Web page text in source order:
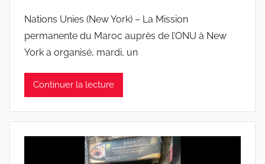
Nations Unies (New York) – La Mission
permanente du Maroc auprès de l’ONU à New
York a organisé, mardi, un
Continuer la lecture